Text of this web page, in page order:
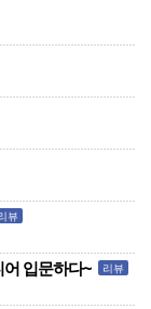
뷰
입문하다~ 리뷰